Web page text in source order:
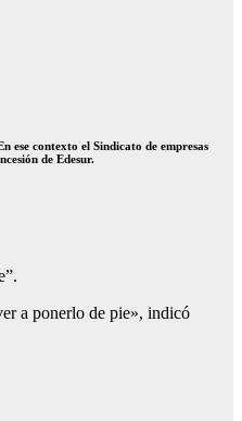
ese contexto el Sindicato de empresas
de Edesur.
a ponerlo de pie», indicó